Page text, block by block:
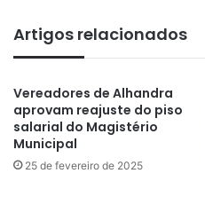
Artigos relacionados
Vereadores de Alhandra
aprovam reajuste do piso
salarial do Magistério
Municipal
25 de fevereiro de 2025